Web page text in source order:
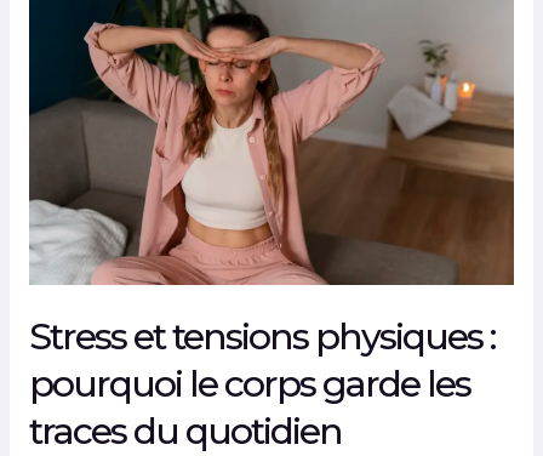
Stress et tensions physiques :
pourquoi le corps garde les
traces du quotidien
tensions
physiques
pourquoi
corps
garde
les
du